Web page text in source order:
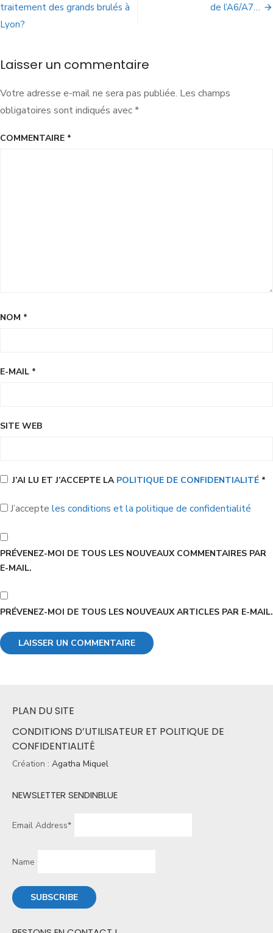
traitement des grands brulés à
Lyon?
de l’A6/A7…
Laisser un commentaire
Votre adresse e-mail ne sera pas publiée. Les champs
obligatoires sont indiqués avec*
COMMENTAIRE *
NOM *
E-MAIL *
SITE WEB
J’AI LU ET J’ACCEPTE LA POLITIQUE DE CONFIDENTIALITÉ *
J’accepte les conditions et la politique de confidentialité
PRÉVENEZ-MOI DE TOUS LES NOUVEAUX COMMENTAIRES PAR
E-MAIL.
PRÉVENEZ-MOI DE TOUS LES NOUVEAUX ARTICLES PAR E-MAIL.
PLAN DU SITE
CONDITIONS D’UTILISATEUR ET POLITIQUE DE
CONFIDENTIALITÉ
Création : Agatha Miquel
NEWSLETTER SENDINBLUE
Email Address*
Name